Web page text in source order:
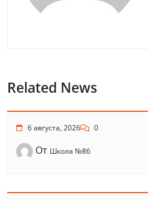
Related News
6 августа, 2026 0
От Школа №86